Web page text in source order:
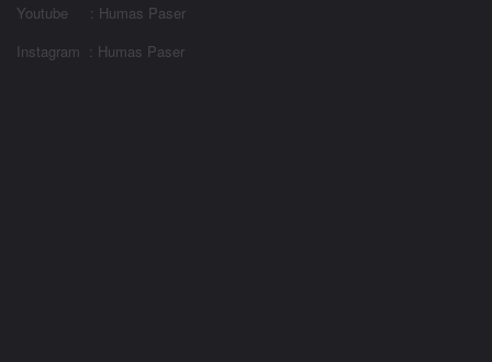
Youtube : Humas Paser
Instagram : Humas Paser